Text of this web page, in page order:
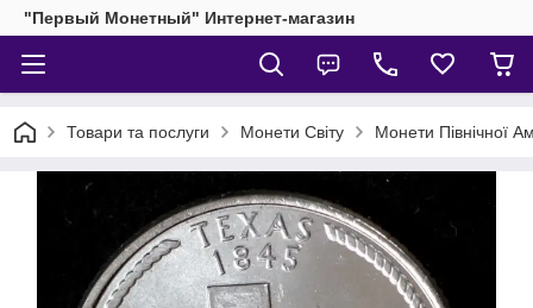
"Первый Монетный" Интернет-магазин
Товари та послуги Монети Світу Монети Північної